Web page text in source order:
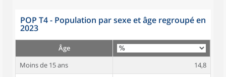
POP T4 - Population par sexe et âge regroupé en
2023
Âge
Moins de 15 ans
14,8